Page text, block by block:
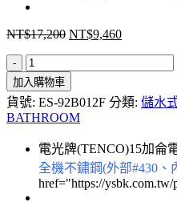
NT$17,200 原
始
價
格：
NT$17,200。
NT$9,460目
前
價
格：
電
光
牌
(TENCO)12
侖
能
加入購物車
貨號: ES-92B012F 分類: 儲水
BATHROOM
電光牌(TENCO)15加侖
全機不鏽鋼(外部#430、
href="https://